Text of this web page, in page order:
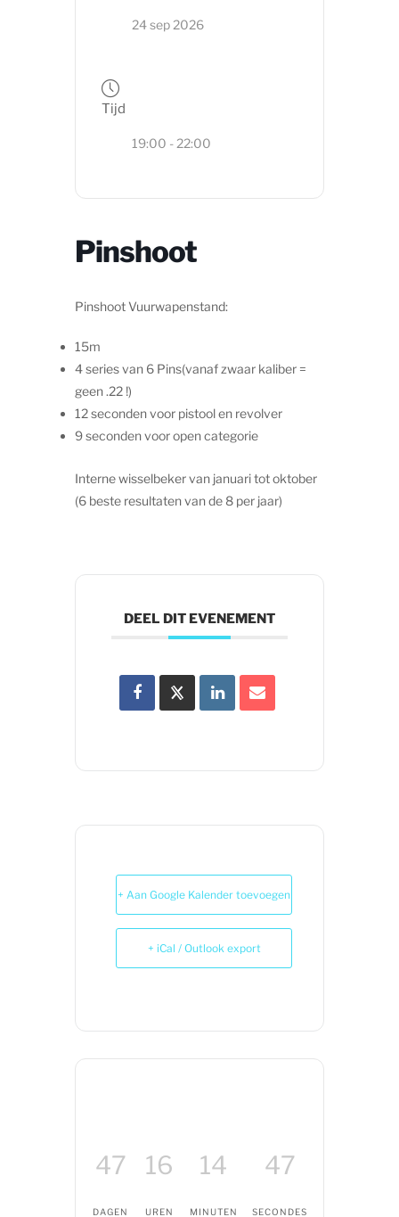
24 sep 2026
Tijd
19:00 - 22:00
Pinshoot
Pinshoot Vuurwapenstand:
15m
4 series van 6 Pins(vanaf zwaar kaliber =
geen .22 !)
12 seconden voor pistool en revolver
9 seconden voor open categorie
Interne wisselbeker van januari tot oktober
(6 beste resultaten van de 8 per jaar)
DEEL DIT EVENEMENT
+ Aan Google Kalender toevoegen
+ iCal / Outlook export
47
DAGEN
16
UREN
14
MINUTEN
45
SECONDES